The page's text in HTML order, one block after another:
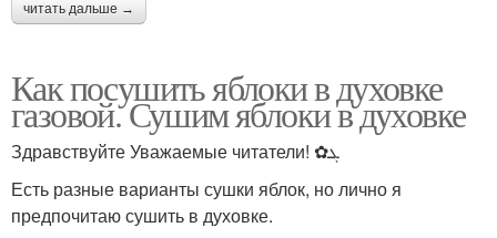
читать дальше →
Как посушить яблоки в духовке
газовой. Сушим яблоки в духовке
Здравствуйте Уважаемые читатели! ✿ܓ
Есть разные варианты сушки яблок, но лично я
предпочитаю сушить в духовке.